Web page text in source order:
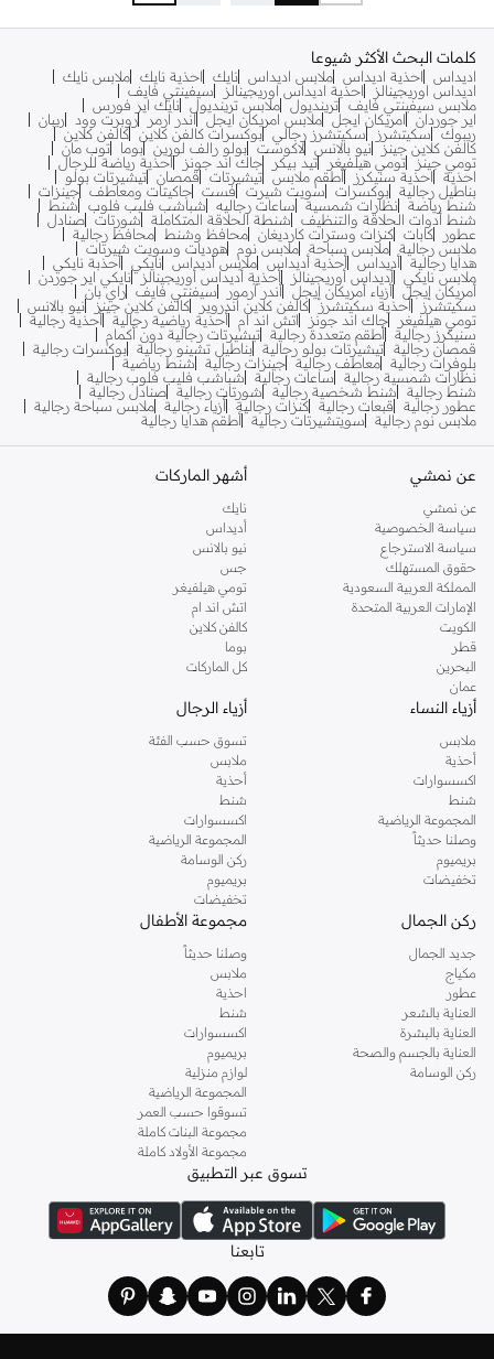
كلمات البحث الأكثر شيوعا
اديداس احذية اديداس ملابس اديداس نايك احذية نايك ملابس نايك
اديداس اوريجينالز
احذية اديداس اوريجينالز
سيفينتي فايف
ملابس سيفينتي فايف ترينديول ملابس ترينديول نايك اير فورس
اير جوردان
امريكان ايجل ملابس امريكان ايجل اندر ارمر روبرت وود
ريبان
ريبوك
سكيتشرز سكيتشرز رجالي بوكسرات كالفن كلاين كالفن كلاين
كالفن كلاين جينز نيو بالانس لاكوست بولو رالف لورين بوما
توب مان
تومي جينز تومي هيلفيغر تيد بيكر جاك اند جونز
أحذية رياضة للرجال
احذية
احذية سنيكرز أطقم ملابس تيشيرتات قمصان تيشيرتات بولو
بناطيل رجالية بوكسرات سويت شيرت فست جاكيتات ومعاطف جينزات
شنط رياضة نظارات شمسية ساعات رجاليه شباشب فليب فلوب
شنط
شنط أدوات الحلاقة والتنظيف
شنطة الحلاقة المتكاملة شورتات صنادل
عطور
كابات كنزات وسترات كارديغان محافظ وشنط محافظ رجالية
ملابس رجالية ملابس سباحة ملابس نوم هوديات وسويت شيرتات
هدايا رجالية أديداس أحذية أديداس ملابس أديداس نايكي أحذبة نايكي
ملابس نايكي أديداس أوريجينالز أحذية أديداس أوريجينالز
نايكي اير جوردن
أمريكان إيجل أزياء أمريكان إيجل أندر آرمور سيفنتي فايف راي بان
سكيتشرز
أحذية سكيتشرز كالفن كلاين اندروير كالفن كلاين جينز
نيو بالانس
تومي هيلفيغر
جاك اند جونز اتش اند ام أحذية رياضية رجالية أحذية رجالية
سنيكرز رجالية أطقم متعددة رجالية تيشيرتات رجالية دون أكمام
قمصان رجالية تيشيرتات بولو رجالية بناطيل تشينو رجالية بوكسرات رجالية
بلوفرات رجالية معاطف رجالية جينزات رجالية
شنط رياضية
نظارات شمسية رجالية
ساعات رجالية
شباشب فليب فلوب رجالية
شنط رجالية
شنط شخصية رجالية شورتات رجالية صنادل رجالية
عطور رجالية
قبعات رجالية كنزات رجالية أزياء رجالية ملابس سباحة رجالية
ملابس نوم رجالية
سويتشيرتات رجالية أطقم هدايا رجالية
عن نمشي
عن نمشي
سياسة الخصوصية
سياسة الاسترجاع
حقوق المستهلك
المملكة العربية السعودية
الإمارات العربية المتحدة
الكويت
قطر
البحرين
عمان
أشهر الماركات
نايك
أديداس
نيو بالانس
جس
تومي هيلفيغر
اتش اند ام
كالفن كلاين
بوما
كل الماركات
أزياء النساء
ملابس
أحذية
اكسسوارات
شنط
المجموعة الرياضية
وصلنا حديثاً
بريميوم
تخفيضات
أزياء الرجال
تسوق حسب الفئة
ملابس
أحذية
شنط
اكسسوارات
المجموعة الرياضية
ركن الوسامة
بريميوم
تخفيضات
ركن الجمال
جديد الجمال
مكياج
عطور
العناية بالشعر
العناية بالبشرة
العناية بالجسم والصحة
ركن الوسامة
مجموعة الأطفال
وصلنا حديثاً
ملابس
احذية
شنط
اكسسوارات
بريميوم
لوازم منزلية
المجموعة الرياضية
تسوقوا حسب العمر
مجموعة البنات كاملة
مجموعة الأولاد كاملة
تسوق عبر التطبيق
تابعنا